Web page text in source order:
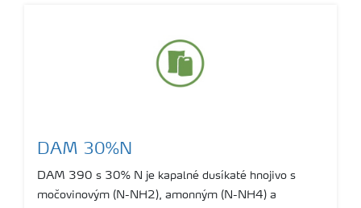
DAM 30%N
DAM 390 s 30% N je kapalné dusíkaté hnojivo s
močovinovým (N-NH2), amonným (N-NH4) a